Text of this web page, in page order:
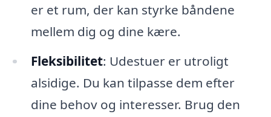
er et rum, der kan styrke båndene
mellem dig og dine kære.
Fleksibilitet: Udestuer er utroligt
alsidige. Du kan tilpasse dem efter
dine behov og interesser. Brug den